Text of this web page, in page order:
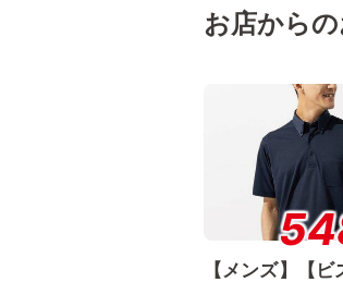
お店から
【メンズ】【ビ